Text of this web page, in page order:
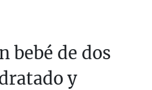
bebé de dos
y